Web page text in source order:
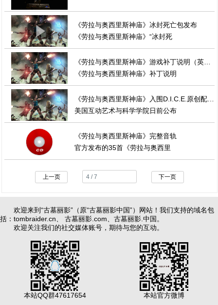
《劳拉与奥西里斯神庙》冰封死亡包发布
《劳拉与奥西里斯神庙》“冰封死
《劳拉与奥西里斯神庙》补丁说明
美国互动艺术与科学学院日前公布
《劳拉与奥西里斯神庙》完整音轨
官方发布的35首《劳拉与奥西里
上一页 下一页
欢迎来到“古墓丽影”（原“古墓丽影中国”）网站！我们支持的域名包
括： tombraider.cn、 古墓丽影.com、 古墓丽影.中国。
欢迎关注我们的社交媒体账号，期待与您的互动。
本站QQ群47617654 本站官方微博